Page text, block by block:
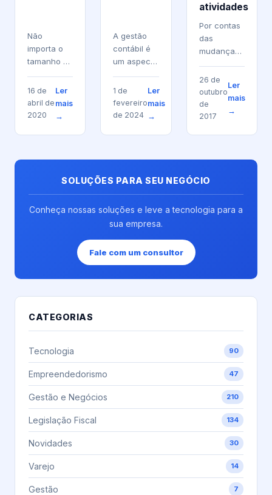
Não
importa o
tamanho do
estabelecimento,
a intenção
sempre é
boas
qualidade....
16 de
abril de
2020
Ler
mais
→
A gestão
contábil é
um aspecto
para o
sucesso de
qualquer
Ter uma
organizada
é...
1 de
fevereiro
de 2024
Ler
mais
→
atividades
Por contas
das
mudanças
no Simples
Nacional
para o ano
de 2018,
faturamento,
26 de
outubro
de
2017
Ler
mais
→
SOLUÇÕES PARA SEU NEGÓCIO
Conheça nossas soluções e leve a tecnologia para a
sua empresa.
Fale com um consultor
CATEGORIAS
Tecnologia 90
Empreendedorismo 47
Gestão e Negócios 210
Legislação Fiscal 134
Novidades 30
Varejo 14
Gestão 7